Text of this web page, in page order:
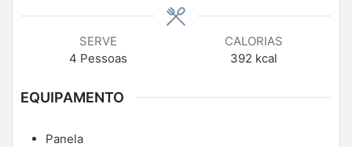
SERVE
4 Pessoas
CALORIAS
392 kcal
EQUIPAMENTO
Panela